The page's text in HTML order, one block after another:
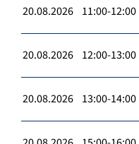
20.08.2026 11:00-12:00
20.08.2026 12:00-13:00
20.08.2026 13:00-14:00